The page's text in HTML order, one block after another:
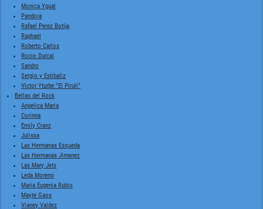
Monica Ygual
Pandora
Rafael Perez Botija
Raphael
Roberto Carlos
Rocio Durcal
Sandro
Sergio y Estibaliz
Victor Yturbe "El Piruli"
Bellas del Rock
Angelica Maria
Corinna
Emily Cranz
Julissa
Las Hermanas Esqueda
Las Hermanas Jimenez
Las Mary Jets
Leda Moreno
Maria Eugenia Rubio
Mayte Gaos
Vianey Valdez